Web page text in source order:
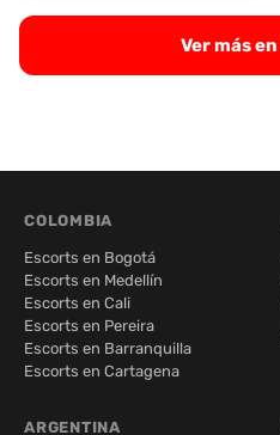
Ver más
COLOMBIA
Escorts en Bogotá
Escorts en Medellín
Escorts en Cali
Escorts en Pereira
Escorts en Barranquilla
Escorts en Cartagena
ARGENTINA